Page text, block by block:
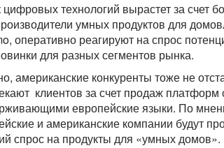
технологий вырастет за счет
умных продуктов для
оперативно реагируют на спрос
для разных сегментов рынка.
американские конкуренты тоже не
клиентов за счет продаж
европейские языки. По
и американские компании будут
спрос на продукты для «умных домов».